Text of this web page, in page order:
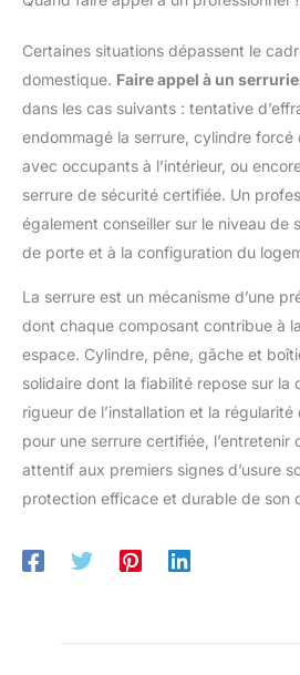
Certaines situations dépassent le
domestique. Faire appel à un
dans les cas suivants : tentative
endommagé la serrure, cylindre
avec occupants à l’intérieur, ou
serrure de sécurité certifiée. Un
également conseiller sur le niveau de
de porte et à la configuration du
La serrure est un mécanisme d’une
dont chaque composant contribue à
espace. Cylindre, pêne, gâche et
solidaire dont la fiabilité repose sur la
rigueur de l’installation et la régularité
pour une serrure certifiée,
attentif aux premiers signes d’usure
protection efficace et durable de son